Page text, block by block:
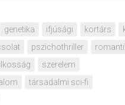
genetika ifjúsági kortárs
pszichothriller
szerelem
társadalmi sci-fi